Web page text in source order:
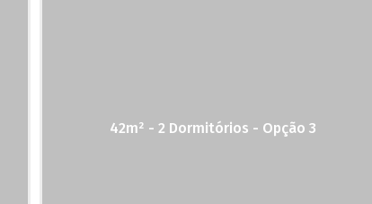
42m² - 2 Dormitórios - Opção 3